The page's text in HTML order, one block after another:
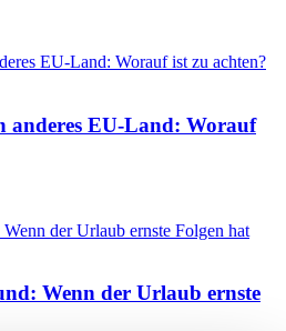
anderes EU-Land: Worauf
Wenn der Urlaub ernste